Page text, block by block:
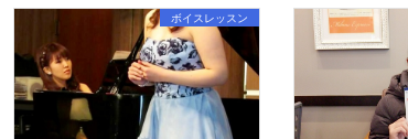
ボイスレッスン